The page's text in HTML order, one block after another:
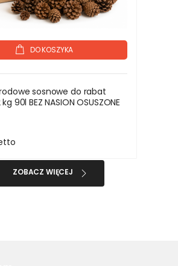
DO KOSZYKA
sosnowe do rabat
90l BEZ NASION OSUSZONE
ZOBACZ WIĘCEJ